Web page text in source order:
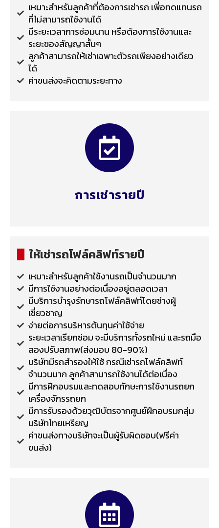
เหมาะสำหรับลูกค้าที่ต้องการเช่ารถ เพี่อทดแทนรถ
ที่ไม่สามารถใช้งานได้
มีระยะเวลาการซ่อมนาน หรือต้องการใช้งานและ
ระยะของสัญญาสั้นๆ
ลูกค้าสามารถให้เช่าเฉพาะตัวรถเพียงอย่างเดียว
ได้
ค่าขนส่งจะคิดตามระยะทาง
การเช่ารายปี
ให้เช่ารถโฟล์คลิฟท์รายปี
เหมาะสำหรับลูกค้าใช้งานรถเป็นจำนวนมาก
มีการใช้งานอย่างต่อเนื่องอยู่ตลอดเวลา
มีบริการบำรุงรักษารถโฟล์คลิฟท์โดยช่างผู้
เชี่ยวชาญ
ง่ายต่อการบริหารต้นทุนค่าใช้จ่าย
ระยะเวลาเรียกซ่อม จะมีบริการทั้งรถใหม่ และรถมือ
สองปรับสภาพ(ส่งมอบ 80-90%)
บริษัทมีรถสำรองให้ใช้ กรณีเช่ารถโฟล์คลิฟท์
จำนวนมาก ลูกค้าสามารถใช้งานได้ต่อเนื่อง
มีการฝึกอบรมและทดสอบทักษะการใช้งานรถยก
เครื่องจักรรถยก
มีการรับรองด้วยวุฒิบัตรจากศูนย์ฝึกอบรมกลุ่ม
บริษัทไทยเหรียญ
ค่าขนส่งทางบริษัทจะเป็นผู้รับผิดชอบ(ฟรีค่า
ขนส่ง)